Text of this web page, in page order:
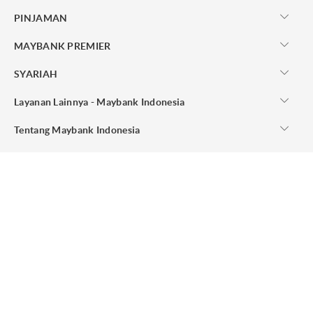
PINJAMAN
MAYBANK PREMIER
SYARIAH
Layanan Lainnya - Maybank Indonesia
Tentang Maybank Indonesia